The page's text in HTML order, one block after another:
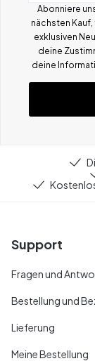
Abonniere
nächsten
exklusiven
deine
deine
Support
Fragen und
Bestellung und
Lieferung
Meine Bestellung